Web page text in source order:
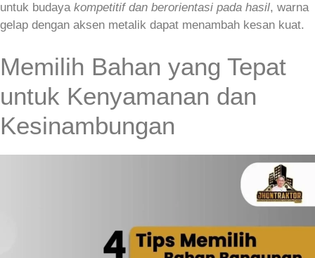
untuk budaya kompetitif dan berorientasi pada hasil, warna
gelap dengan aksen metalik dapat menambah kesan kuat.
Memilih Bahan yang Tepat
untuk Kenyamanan dan
Kesinambungan